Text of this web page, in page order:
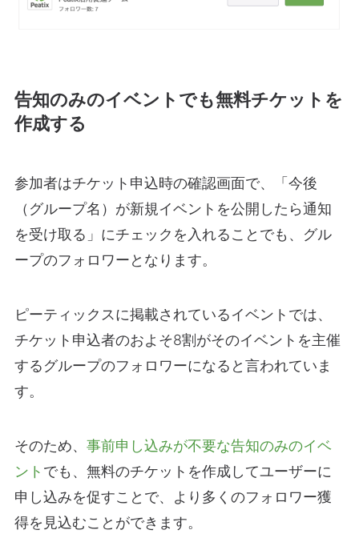
告知のみのイベントでも無料チケットを
作成する
参加者はチケット申込時の確認画面で、「今後
（グループ名）が新規イベントを公開したら通知
を受け取る」にチェックを入れることでも、グル
ープのフォロワーとなります。
ピーティックスに掲載されているイベントでは、
チケット申込者のおよそ8割がそのイベントを主催
するグループのフォロワーになると言われていま
す。
そのため、 事前申し込みが不要な告知のみのイベ
ント でも、無料のチケットを作成してユーザーに
申し込みを促すことで、より多くのフォロワー獲
得を見込むことができます。